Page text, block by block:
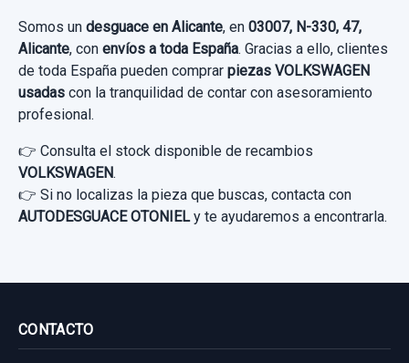
INYECTOR 038130073AA
Somos un desguace en Alicante, en 03007, N-330, 47,
Alicante, con envíos a toda España. Gracias a ello, clientes
de toda España pueden comprar piezas VOLKSWAGEN
usadas con la tranquilidad de contar con asesoramiento
profesional.
👉 Consulta el stock disponible de recambios
VOLKSWAGEN.
👉 Si no localizas la pieza que buscas, contacta con
AUTODESGUACE OTONIELy te ayudaremos a encontrarla.
CONTACTO